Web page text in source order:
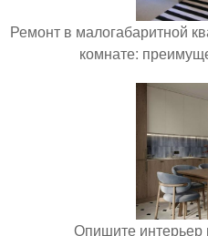
Ремонт в малогабаритной
комнате:
Опишите интерьер